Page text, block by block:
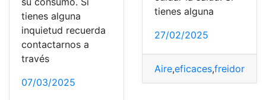
tienes alguna
inquietud recuerda
contactarnos a
través
07/03/2025
tienes alguna
27/02/2025
Aire,eficaces,freidoras